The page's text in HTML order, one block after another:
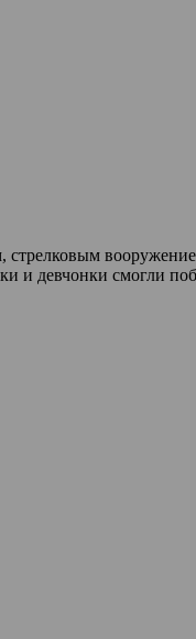
и девчонки смогли